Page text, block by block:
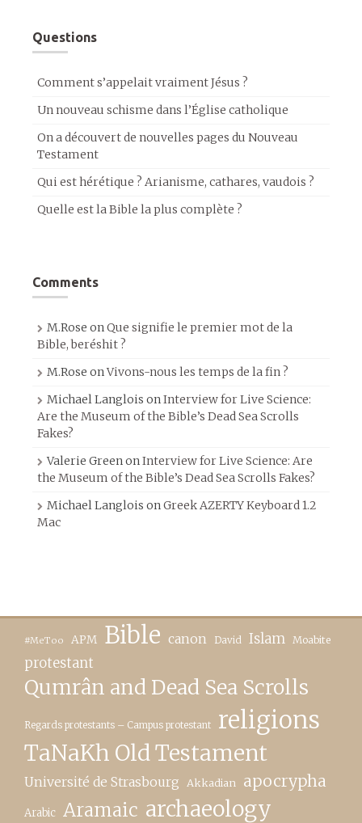
Questions
Comment s’appelait vraiment Jésus ?
Un nouveau schisme dans l’Église catholique
On a découvert de nouvelles pages du Nouveau
Testament
Qui est hérétique ? Arianisme, cathares, vaudois ?
Quelle est la Bible la plus complète ?
Comments
M.Rose onQue signifie le premier mot de la
Bible, beréshit ?
M.Rose onVivons-nous les temps de la fin ?
Michael Langlois onInterview for Live Science:
Are the Museum of the Bible’s Dead Sea Scrolls
Fakes?
Valerie GreenonInterview for Live Science: Are
the Museum of the Bible’s Dead Sea Scrolls Fakes?
Michael Langlois onGreek AZERTY Keyboard 1.2
Mac
#MeToo APM Bible canon David Islam Moabite
protestant
Qumrân and Dead Sea Scrolls
Regards protestants – Campus protestant religions
TaNaKh Old Testament
Université de Strasbourg Akkadian apocrypha
Arabic Aramaic archaeology